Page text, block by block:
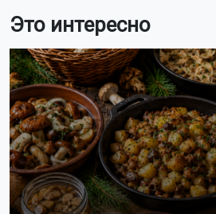
Это интересно